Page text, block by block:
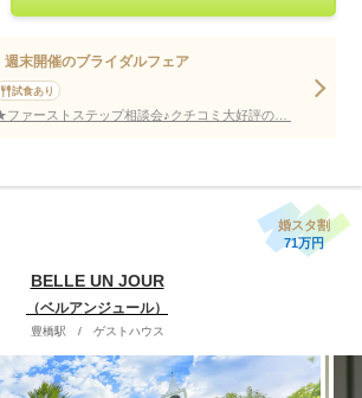
週末開催のブライダルフェア
試食あり
婚スタ割
71万円
BELLE UN JOUR
（ベルアンジュール）
豊橋駅 / ゲストハウス